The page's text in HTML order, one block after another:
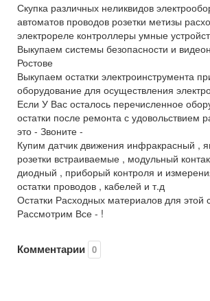
Скупка различных неликвидов
автоматов проводов розетки метизы
электрореле контроллеры умные
Выкупаем системы безопасности и
Ростове
Выкупаем остатки электроинструмента
оборудование для осуществления
Если У Вас осталось перечисленное
остатки после ремонта с удовольствием
это - Звоните -
Купим датчик движения инфракрасный ,
розетки встраиваемые , модульный
диодный , приборый контроля и
остатки проводов , кабелей и т.д
Остатки Расходных материалов для
Рассмотрим Все - !
Комментарии 0